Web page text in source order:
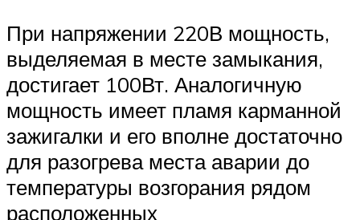
При напряжении 220В мощность,
выделяемая в месте замыкания,
достигает 100Вт. Аналогичную
мощность имеет пламя карманной
зажигалки и его вполне достаточно
для разогрева места аварии до
температуры возгорания рядом
расположенных